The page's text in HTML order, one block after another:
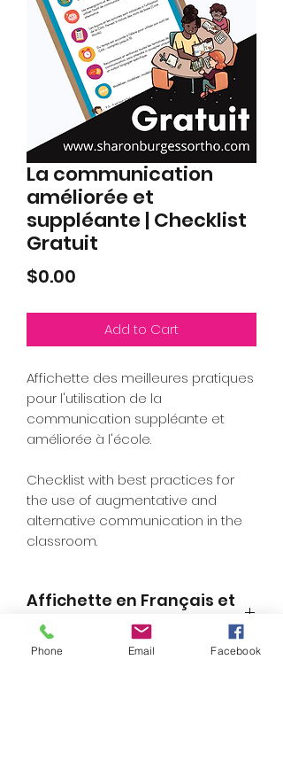
La communication
améliorée et
suppléante | Checklist
Gratuit
$0.00
Add to Cart
Affichette des meilleures pratiques
pour l'utilisation de la
communication suppléante et
améliorée à l'école.
Checklist with best practices for
the use of augmentative and
alternative communication in the
classroom.
Affichette en Français et
en Anglais
Phone Email Facebook